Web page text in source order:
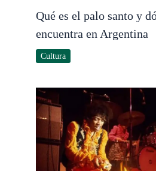
Qué es el palo santo y
encuentra en Argentina
Cultura